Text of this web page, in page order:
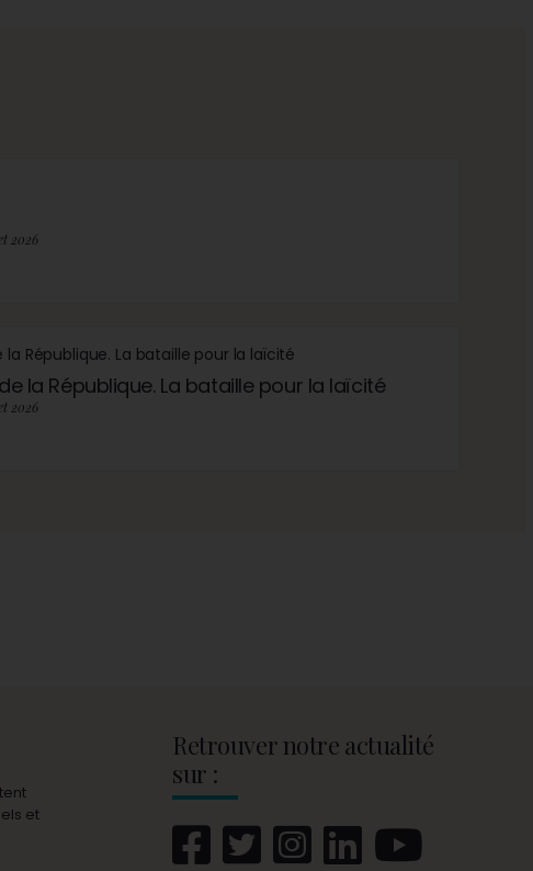
2026
la République. La bataille pour la laïcité
2026
et
Retrouver notre actualité
sur :